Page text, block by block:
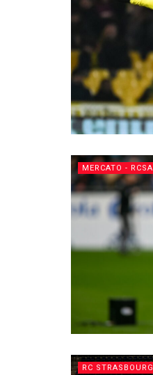
MERCATO - RCSA
RC STRASBOURG